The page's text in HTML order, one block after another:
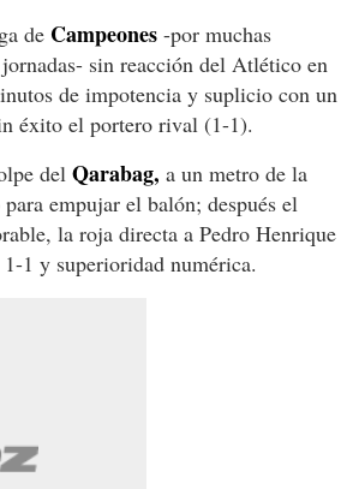
de Campeones -por muchas
sin reacción del Atlético en
de impotencia y suplicio con un
éxito el portero rival (1-1).
del Qarabag, a un metro de la
empujar el balón; después el
la roja directa a Pedro Henrique
1-1 y superioridad numérica.